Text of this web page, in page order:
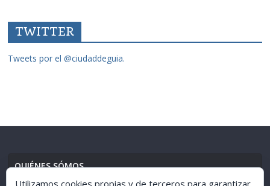
TWITTER
Tweets por el @ciudaddeguia.
QUIÉNES SÓMOS
Utilizamos cookies propias y de terceros para garantizar